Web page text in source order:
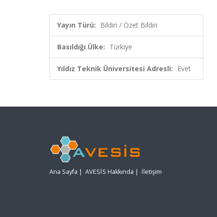
Yayın Türü: Bildiri / Özet Bildiri
Basıldığı Ülke: Türkiye
Yıldız Teknik Üniversitesi Adresli: Evet
Ana Sayfa | AVESİS Hakkında | İletişim